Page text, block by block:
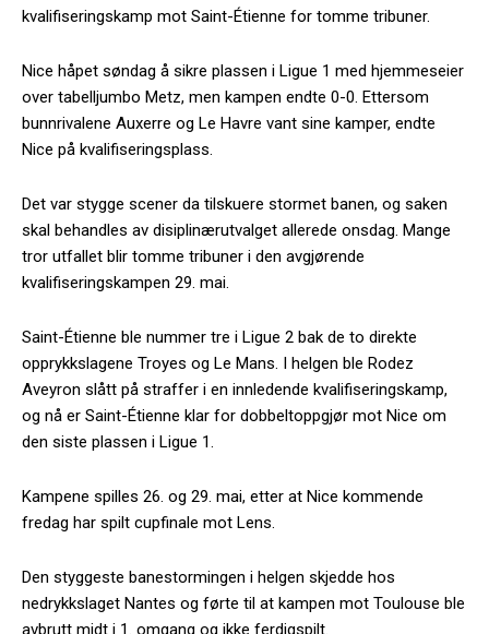
kvalifiseringskamp mot Saint-Étienne for tomme tribuner.
Nice håpet søndag å sikre plassen i Ligue 1 med hjemmeseier
over tabelljumbo Metz, men kampen endte 0-0. Ettersom
bunnrivalene Auxerre og Le Havre vant sine kamper, endte
Nice på kvalifiseringsplass.
Det var stygge scener da tilskuere stormet banen, og saken
skal behandles av disiplinærutvalget allerede onsdag. Mange
tror utfallet blir tomme tribuner i den avgjørende
kvalifiseringskampen 29. mai.
Saint-Étienne ble nummer tre i Ligue 2 bak de to direkte
opprykkslagene Troyes og Le Mans. I helgen ble Rodez
Aveyron slått på straffer i en innledende kvalifiseringskamp,
og nå er Saint-Étienne klar for dobbeltoppgjør mot Nice om
den siste plassen i Ligue 1.
Kampene spilles 26. og 29. mai, etter at Nice kommende
fredag har spilt cupfinale mot Lens.
Den styggeste banestormingen i helgen skjedde hos
nedrykkslaget Nantes og førte til at kampen mot Toulouse ble
avbrutt midt i 1. omgang og ikke ferdigspilt.